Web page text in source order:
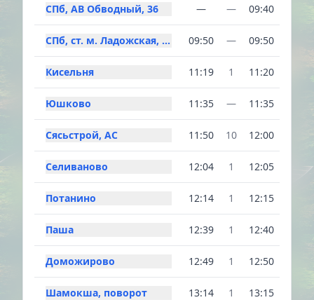
СПб, АВ Обводный, 36 — — 09:40
СПб, ст. м. Ладожская, ТЦ Перрон
09:50 — 09:50
Кисельня 11:19 1 11:20
Юшково 11:35 — 11:35
Сясьстрой, АС 11:50 10 12:00
Селиваново 12:04 1 12:05
Потанино 12:14 1 12:15
Паша 12:39 1 12:40
Доможирово 12:49 1 12:50
Шамокша, поворот 13:14 1 13:15